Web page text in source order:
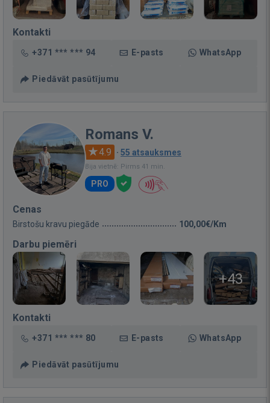
Kontakti
+371 *** *** 94 E-pasts WhatsApp
Piedāvāt pasūtījumu
Romans V.
4.9 · 55 atsauksmes
Bija vietnē: Pirms 41 min.
PRO
Cenas
Birstošu kravu piegāde 100,00€/Km
Darbu piemēri
+43
Kontakti
+371 *** *** 80 E-pasts WhatsApp
Piedāvāt pasūtījumu